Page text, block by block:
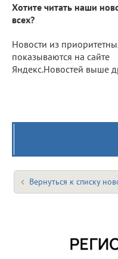
Хотите читать наши
всех?
Новости из
показываются на сайте
Яндекс.Новостей выше
Вернуться к списку